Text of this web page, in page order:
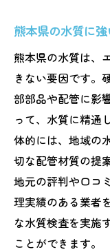
地域限
地元コ
長期的な
熊本の気候
見極め方
気候変
寒暖差
長雨へ
季節ご
地域の気
熊本県の水質に
熊本県の水質は、
きない要因です。
部部品や配管に影
って、水質に精通
体的には、地域の
切な配管材質の提
地元の評判や口コ
理実績のある業者
な水質検査を実施
ことができます。